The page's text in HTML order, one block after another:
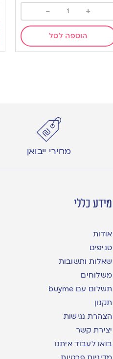
+
-
הוספה לסל
מחירי ייבואן
מידע כללי
אודות
סניפים
שאלות ותשובות
משלוחים
תשלום עם buyme
תקנון
הצהרת נגישות
יצירת קשר
בואו לעבוד איתנו